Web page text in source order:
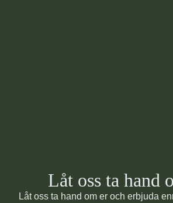
Låt oss ta hand
Låt oss ta hand om er och erbjuda